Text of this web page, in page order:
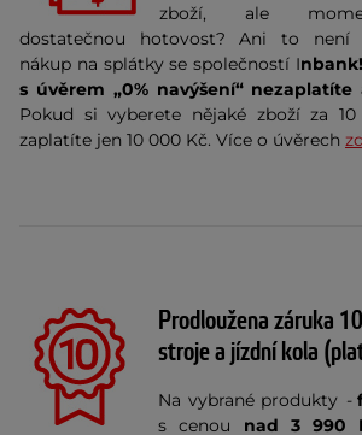
zboží, ale
dostatečnou hotovost? Ani to není
nákup na splátky se společností Inbank!
s úvěrem „0% navýšení“
Pokud si vyberete nějaké zboží za
zaplatíte jen 10 000 Kč. Více o úvěrech
Prodloužena záruka
stroje a jízdní kola
Na vybrané produkty -
s cenou nad 3 990